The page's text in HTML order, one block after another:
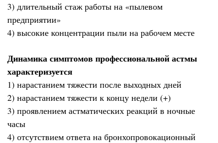
3) длительный стаж работы на «пылевом
предприятии»
4) высокие концентрации пыли на рабочем месте
Динамика симптомов профессиональной астмы
характеризуется
1) нарастанием тяжести после выходных дней
2) нарастанием тяжести к концу недели (+)
3) проявлением астматических реакций в ночные
часы
4) отсутствием ответа на бронхопровокационный